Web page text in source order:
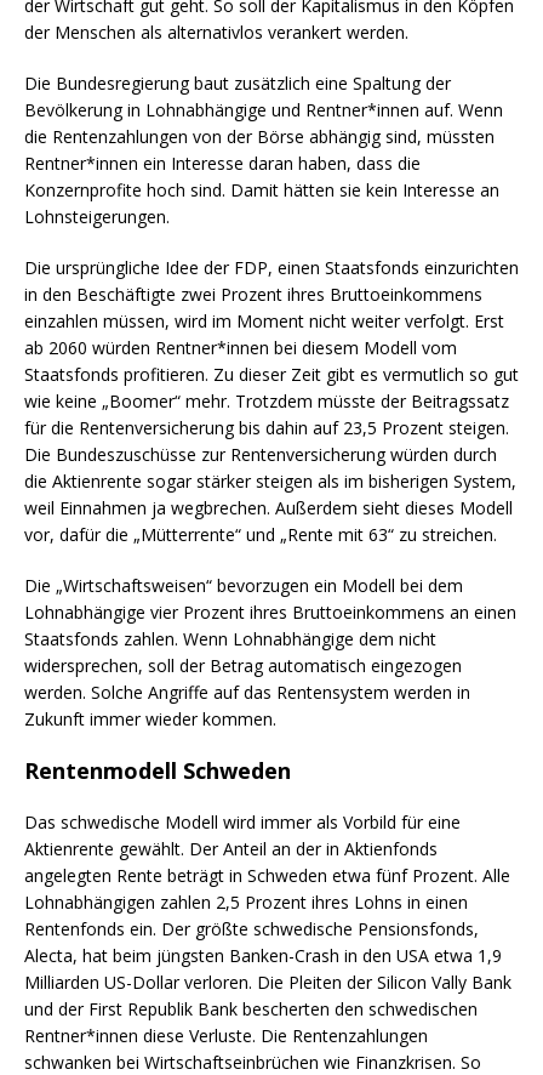
der Wirtschaft gut geht. So soll der Kapitalismus in den Köpfen
der Menschen als alternativlos verankert werden.
Die Bundesregierung baut zusätzlich eine Spaltung der
Bevölkerung in Lohnabhängige und Rentner*innen auf. Wenn
die Rentenzahlungen von der Börse abhängig sind, müssten
Rentner*innen ein Interesse daran haben, dass die
Konzernprofite hoch sind. Damit hätten sie kein Interesse an
Lohnsteigerungen.
Die ursprüngliche Idee der FDP, einen Staatsfonds einzurichten
in den Beschäftigte zwei Prozent ihres Bruttoeinkommens
einzahlen müssen, wird im Moment nicht weiter verfolgt. Erst
ab 2060 würden Rentner*innen bei diesem Modell vom
Staatsfonds profitieren. Zu dieser Zeit gibt es vermutlich so gut
wie keine „Boomer“ mehr. Trotzdem müsste der Beitragssatz
für die Rentenversicherung bis dahin auf 23,5 Prozent steigen.
Die Bundeszuschüsse zur Rentenversicherung würden durch
die Aktienrente sogar stärker steigen als im bisherigen System,
weil Einnahmen ja wegbrechen. Außerdem sieht dieses Modell
vor, dafür die „Mütterrente“ und „Rente mit 63“ zu streichen.
Die „Wirtschaftsweisen“ bevorzugen ein Modell bei dem
Lohnabhängige vier Prozent ihres Bruttoeinkommens an einen
Staatsfonds zahlen. Wenn Lohnabhängige dem nicht
widersprechen, soll der Betrag automatisch eingezogen
werden. Solche Angriffe auf das Rentensystem werden in
Zukunft immer wieder kommen.
Rentenmodell Schweden
Das schwedische Modell wird immer als Vorbild für eine
Aktienrente gewählt. Der Anteil an der in Aktienfonds
angelegten Rente beträgt in Schweden etwa fünf Prozent. Alle
Lohnabhängigen zahlen 2,5 Prozent ihres Lohns in einen
Rentenfonds ein. Der größte schwedische Pensionsfonds,
Alecta, hat beim jüngsten Banken-Crash in den USA etwa 1,9
Milliarden US-Dollar verloren. Die Pleiten der Silicon Vally Bank
und der First Republik Bank bescherten den schwedischen
Rentner*innen diese Verluste. Die Rentenzahlungen
schwanken bei Wirtschaftseinbrüchen wie Finanzkrisen. So